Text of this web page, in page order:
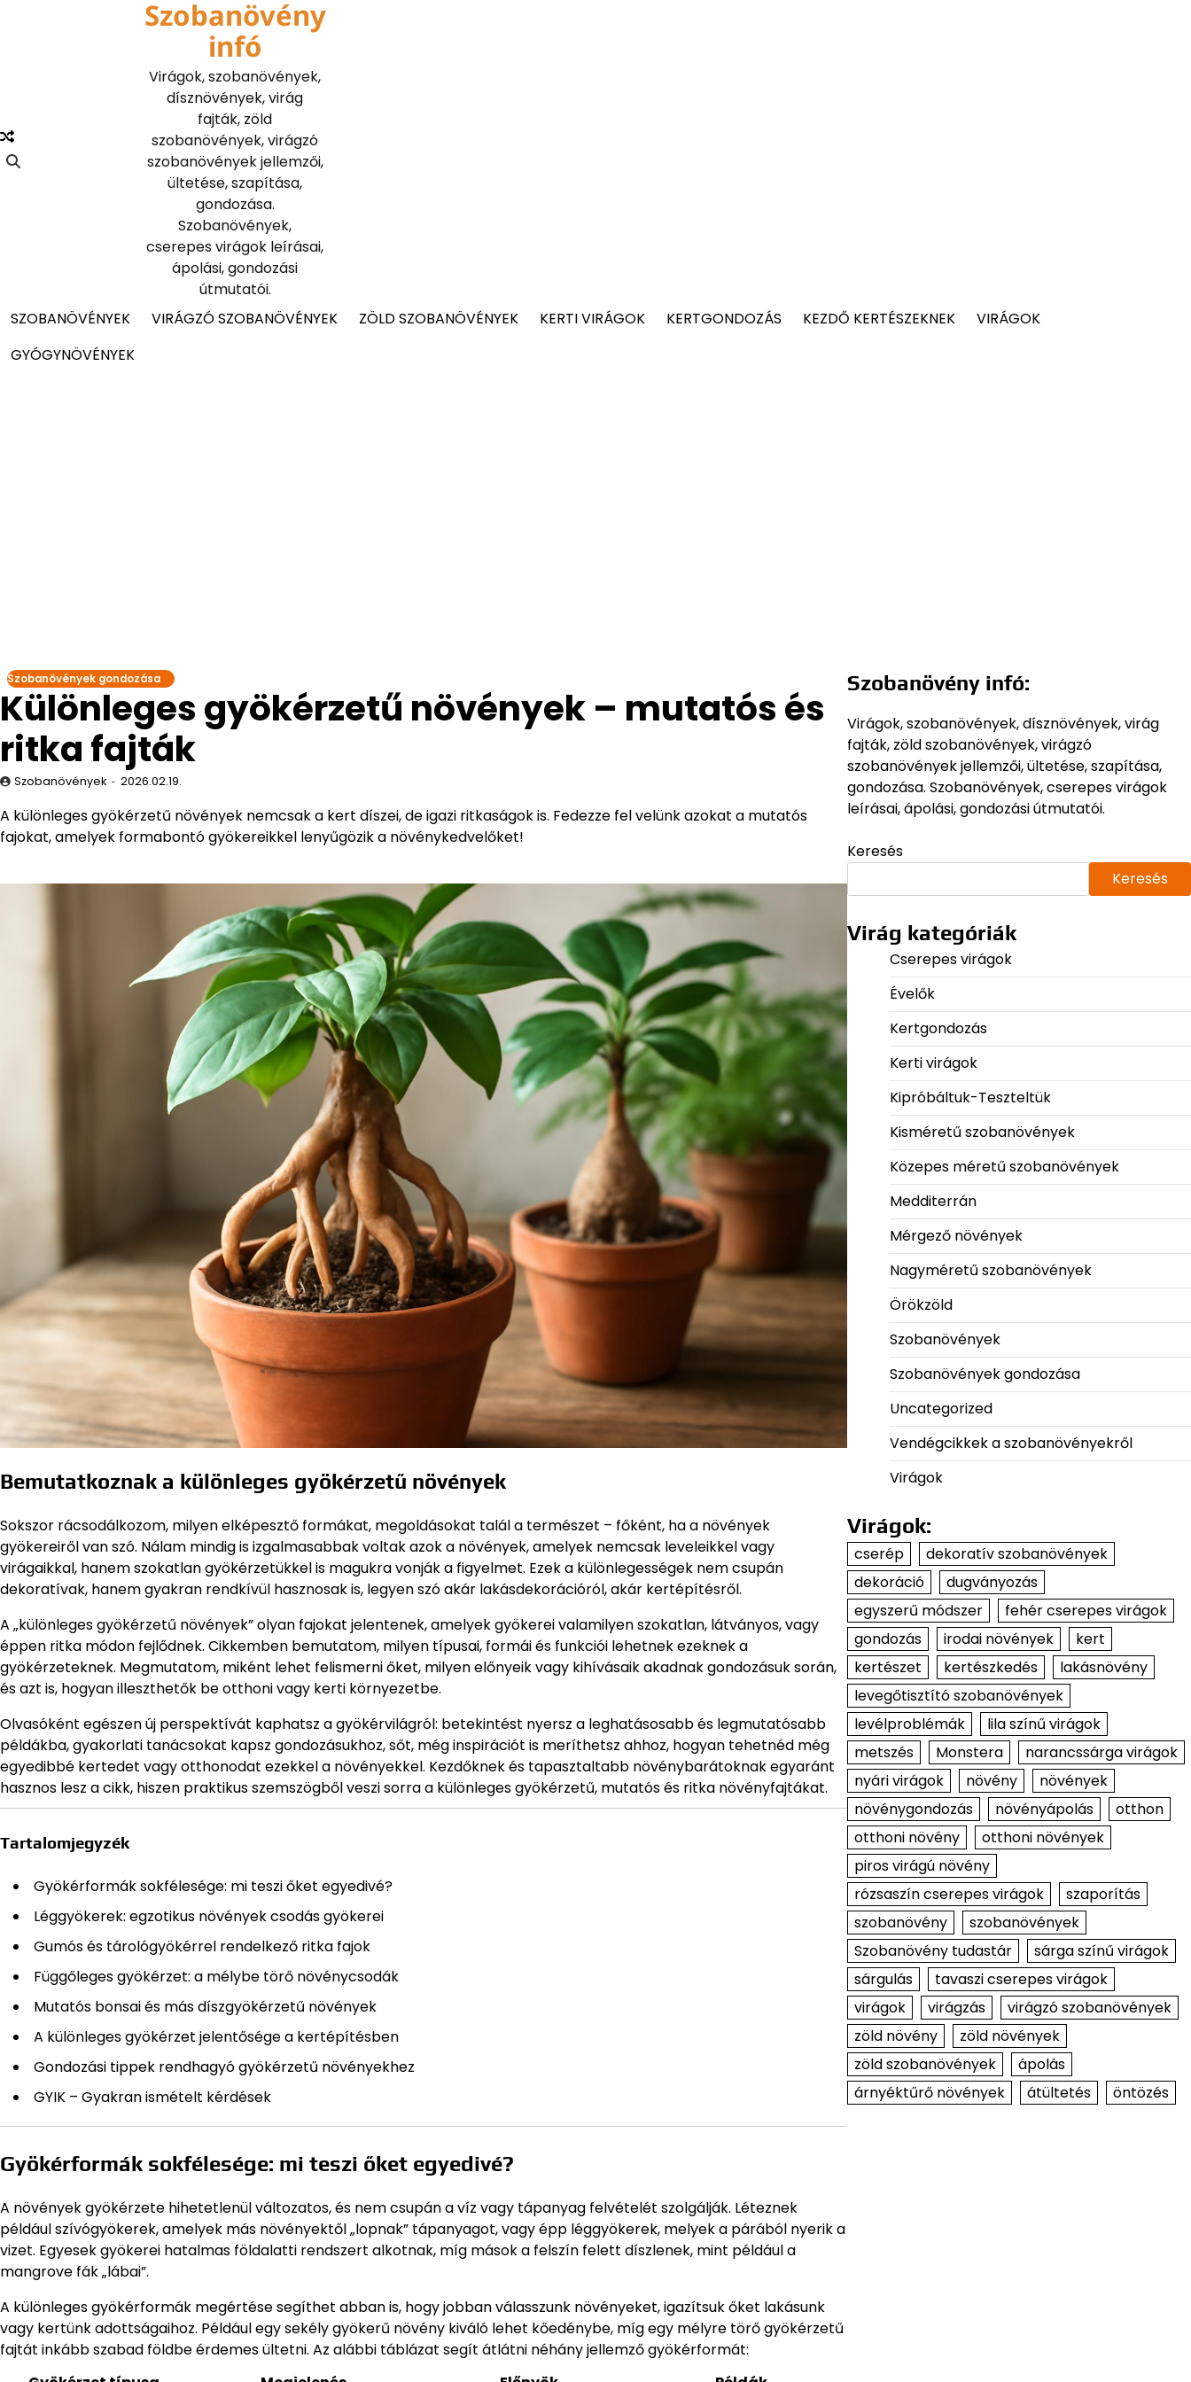
Szobanövény
infó
Virágok, szobanövények,
dísznövények, virág
fajták, zöld
szobanövények, virágzó
szobanövények jellemzői,
ültetése, szapítása,
gondozása.
Szobanövények,
cserepes virágok leírásai,
ápolási, gondozási
útmutatói.
SZOBANÖVÉNYEK
VIRÁGZÓ SZOBANÖVÉNYEK ZÖLD SZOBANÖVÉNYEK KERTI VIRÁGOK KERTGONDOZÁS KEZDŐ KERTÉSZEKNEK
VIRÁGOK
GYÓGYNÖVÉNYEK
Szobanövények gondozása
Különleges gyökérzetű növények – mutatós és
ritka fajták
Szobanövények 2026.02.19.
A különleges gyökérzetű növények nemcsak a kert díszei, de igazi ritkaságok is. Fedezze fel velünk azokat a mutatós
fajokat, amelyek formabontó gyökereikkel lenyűgözik a növénykedvelőket!
Bemutatkoznak a különleges gyökérzetű növények
Sokszor rácsodálkozom, milyen elképesztő formákat, megoldásokat talál a természet – főként, ha a növények
gyökereiről van szó. Nálam mindig is izgalmasabbak voltak azok a növények, amelyek nemcsak leveleikkel vagy
virágaikkal, hanem szokatlan gyökérzetükkel is magukra vonják a figyelmet. Ezek a különlegességek nem csupán
dekoratívak, hanem gyakran rendkívül hasznosak is, legyen szó akár lakásdekorációról, akár kertépítésről.
A „különleges gyökérzetű növények” olyan fajokat jelentenek, amelyek gyökerei valamilyen szokatlan, látványos, vagy
éppen ritka módon fejlődnek. Cikkemben bemutatom, milyen típusai, formái és funkciói lehetnek ezeknek a
gyökérzeteknek. Megmutatom, miként lehet felismerni őket, milyen előnyeik vagy kihívásaik akadnak gondozásuk során,
és azt is, hogyan illeszthetők be otthoni vagy kerti környezetbe.
Olvasóként egészen új perspektívát kaphatsz a gyökérvilágról: betekintést nyersz a leghatásosabb és legmutatósabb
példákba, gyakorlati tanácsokat kapsz gondozásukhoz, sőt, még inspirációt is meríthetsz ahhoz, hogyan tehetnéd még
egyedibbé kertedet vagy otthonodat ezekkel a növényekkel. Kezdőknek és tapasztaltabb növénybarátoknak egyaránt
hasznos lesz a cikk, hiszen praktikus szemszögből veszi sorra a különleges gyökérzetű, mutatós és ritka növényfajtákat.
Tartalomjegyzék
Gyökérformák sokfélesége: mi teszi őket egyedivé?
Léggyökerek: egzotikus növények csodás gyökerei
Gumós és tárológyökérrel rendelkező ritka fajok
Függőleges gyökérzet: a mélybe törő növénycsodák
Mutatós bonsai és más díszgyökérzetű növények
A különleges gyökérzet jelentősége a kertépítésben
Gondozási tippek rendhagyó gyökérzetű növényekhez
GYIK – Gyakran ismételt kérdések
Gyökérformák sokfélesége: mi teszi őket egyedivé?
A növények gyökérzete hihetetlenül változatos, és nem csupán a víz vagy tápanyag felvételét szolgálják. Léteznek
például szívógyökerek, amelyek más növényektől „lopnak” tápanyagot, vagy épp léggyökerek, melyek a párából nyerik a
vizet. Egyesek gyökerei hatalmas földalatti rendszert alkotnak, míg mások a felszín felett díszlenek, mint például a
mangrove fák „lábai”.
A különleges gyökérformák megértése segíthet abban is, hogy jobban válasszunk növényeket, igazítsuk őket lakásunk
vagy kertünk adottságaihoz. Például egy sekély gyökerű növény kiváló lehet kőedénybe, míg egy mélyre törő gyökérzetű
fajtát inkább szabad földbe érdemes ültetni. Az alábbi táblázat segít átlátni néhány jellemző gyökérformát:
Szobanövény infó:
Virágok, szobanövények, dísznövények, virág
fajták, zöld szobanövények, virágzó
szobanövények jellemzői, ültetése, szapítása,
gondozása. Szobanövények, cserepes virágok
leírásai, ápolási, gondozási útmutatói.
Keresés
Keresés
Virág kategóriák
Cserepes virágok
Évelők
Kertgondozás
Kerti virágok
Kipróbáltuk-Teszteltük
Kisméretű szobanövények
Közepes méretű szobanövények
Medditerrán
Mérgező növények
Nagyméretű szobanövények
Örökzöld
Szobanövények
Szobanövények gondozása
Uncategorized
Vendégcikkek a szobanövényekről
Virágok
Virágok:
cserép
dekoratív szobanövények
dekoráció
dugványozás
egyszerű módszer
fehér cserepes virágok
gondozás
irodai növények
kert
kertészet
kertészkedés
lakásnövény
levegőtisztító szobanövények
levélproblémák
lila színű virágok
metszés
Monstera
narancssárga virágok
nyári virágok
növény
növények
növénygondozás
növényápolás
otthon
otthoni növény
otthoni növények
piros virágú növény
rózsaszín cserepes virágok
szaporítás
szobanövény
szobanövények
Szobanövény tudastár
sárga színű virágok
sárgulás
tavaszi cserepes virágok
virágok
virágzás
virágzó szobanövények
zöld növény
zöld növények
zöld szobanövények
ápolás
árnyéktűrő növények
átültetés öntözés